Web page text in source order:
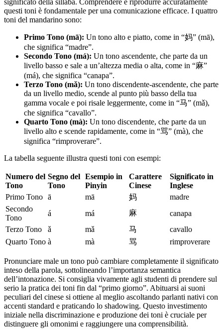
significato della sillaba. Comprendere e riprodurre accuratamente
questi toni è fondamentale per una comunicazione efficace. I quattro
toni del mandarino sono:
Primo Tono (mā): Un tono alto e piatto, come in “妈” (mā),
che significa “madre”.
Secondo Tono (má): Un tono ascendente, che parte da un
livello basso e sale a un’altezza media o alta, come in “麻”
(má), che significa “canapa”.
Terzo Tono (mǎ): Un tono discendente-ascendente, che parte
da un livello medio, scende al punto più basso della tua
gamma vocale e poi risale leggermente, come in “马” (mǎ),
che significa “cavallo”.
Quarto Tono (mà): Un tono discendente, che parte da un
livello alto e scende rapidamente, come in “骂” (mà), che
significa “rimproverare”.
La tabella seguente illustra questi toni con esempi:
Numero del
Tono
Segno del
Tono
Esempio in
Pinyin
Carattere
Cinese
Significato in
Inglese
Primo Tono ā mā 妈
madre
Secondo
Tono
á má 麻
canapa
Terzo Tono
ǎ mǎ 马
cavallo
Quarto Tono à mà 骂 rimproverare
Pronunciare male un tono può cambiare completamente il significato
inteso della parola, sottolineando l’importanza semantica
dell’intonazione. Si consiglia vivamente agli studenti di prendere sul
serio la pratica dei toni fin dal “primo giorno”. Abituarsi ai suoni
peculiari del cinese si ottiene al meglio ascoltando parlanti nativi con
accenti standard e praticando lo shadowing. Questo investimento
iniziale nella discriminazione e produzione dei toni è cruciale per
distinguere gli omonimi e raggiungere una comprensibilità.